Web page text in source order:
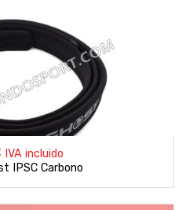
IVA incluido
IPSC Carbono